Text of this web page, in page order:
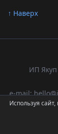
↑ Наверх
ИП
e-mail:
Используя